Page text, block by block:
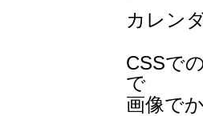
カレン
CSSで
で
画像で